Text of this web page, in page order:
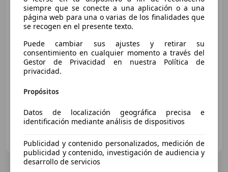
€ 19.990
Sincomparación
ES-28945 FUENLABRADA
siempre que se conecte a una aplicación o a una
página web para una o varias de los finalidades que
se recogen en el presente texto.
Puede cambiar sus ajustes y retirar su
consentimiento en cualquier momento a través del
Gestor de Privacidad en nuestra Política de
privacidad.
Propósitos
Datos de localización geográfica precisa e
identificación mediante análisis de dispositivos
Publicidad y contenido personalizados, medición de
publicidad y contenido, investigación de audiencia y
desarrollo de servicios